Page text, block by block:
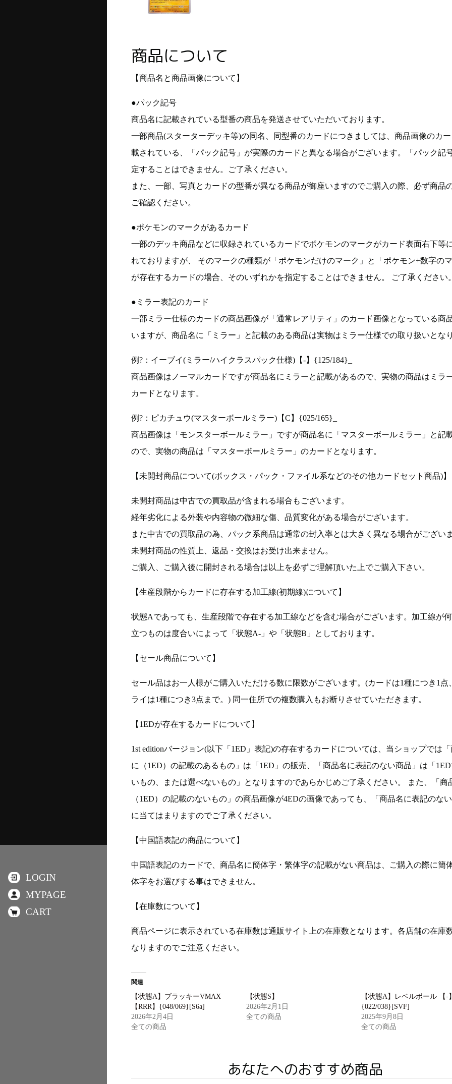
商品について
【商品名と商品画像について】
●パック記号
商品名に記載されている型番の商品を発送させていただいております。
一部商品(スターターデッキ等)の同名、同型番のカードにつきましては、商品画像のカ
載されている、「パック記号」が実際のカードと異なる場合がございます。「パック記
定することはできません。ご了承ください。
また、一部、写真とカードの型番が異なる商品が御座いますのでご購入の際、必ず商品
ご確認ください。
●ポケモンのマークがあるカード
一部のデッキ商品などに収録されているカードでポケモンのマークがカード表面右下等
れておりますが、 そのマークの種類が「ポケモンだけのマーク」と「ポケモン+数字のマ
が存在するカードの場合、そのいずれかを指定することはできません。 ご了承ください
●ミラー表記のカード
一部ミラー仕様のカードの商品画像が「通常レアリティ」のカード画像となっている商
いますが、商品名に「ミラー」と記載のある商品は実物はミラー仕様での取り扱いとなり
例?：イーブイ(ミラー/ハイクラスパック仕様)【-】{125/184}_
商品画像はノーマルカードですが商品名にミラーと記載があるので、実物の商品はミラ
カードとなります。
例?：ピカチュウ(マスターボールミラー)【C】{025/165}_
商品画像は「モンスターボールミラー」ですが商品名に「マスターボールミラー」と記
ので、実物の商品は「マスターボールミラー」のカードとなります。
【未開封商品について(ボックス・パック・ファイル系などのその他カードセット商品)】
未開封商品は中古での買取品が含まれる場合もございます。
経年劣化による外装や内容物の微細な傷、品質変化がある場合がございます。
また中古での買取品の為、パック系商品は通常の封入率とは大きく異なる場合がございま
未開封商品の性質上、返品・交換はお受け出来ません。
ご購入、ご購入後に開封される場合は以上を必ずご理解頂いた上でご購入下さい。
【生産段階からカードに存在する加工線(初期線)について】
状態Aであっても、生産段階で存在する加工線などを含む場合がございます。加工線が何
立つものは度合いによって「状態A-」や「状態B」としております。
【セール商品について】
セール品はお一人様がご購入いただける数に限数がございます。(カードは1種につき1点
ライは1種につき3点まで。) 同一住所での複数購入もお断りさせていただきます。
【1EDが存在するカードについて】
1st editionバージョン(以下「1ED」表記)の存在するカードについては、当ショップでは「
に（1ED）の記載のあるもの」は「1ED」の販売、「商品名に表記のない商品」は「
いもの、または選べないもの」となりますのであらかじめご了承ください。 また、「商
（1ED）の記載のないもの」の商品画像が4EDの画像であっても、「商品名に表記のない
に当てはまりますのでご了承ください。
【中国語表記の商品について】
中国語表記のカードで、商品名に簡体字・繁体字の記載がない商品は、ご購入の際に簡
体字をお選びする事はできません。
【在庫数について】
商品ページに表示されている在庫数は通販サイト上の在庫数となります。各店舗の在庫
なりますのでご注意ください。
関連
【状態A】ブラッキーVMAX
【RRR】{048/069}[S6a]
2026年2月4日
全ての商品
【状態S】
2026年2月1日
全ての商品
【状態A】レベルボール 【-】
{022/038}[SVF]
2025年9月8日
全ての商品
あなたへのおすすめ商品
LOGIN
MYPAGE
CART